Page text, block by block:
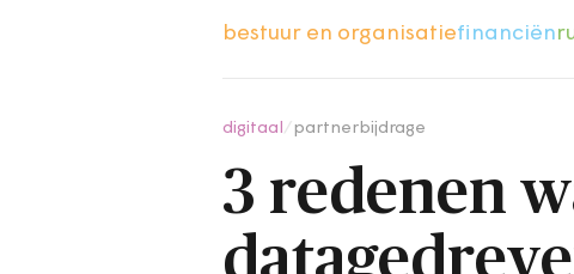
bestuur en organisatiefinanciën
digitaal partnerbijdrage
3 redenen